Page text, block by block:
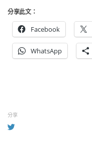
分享此文：
Facebook
WhatsApp
分享